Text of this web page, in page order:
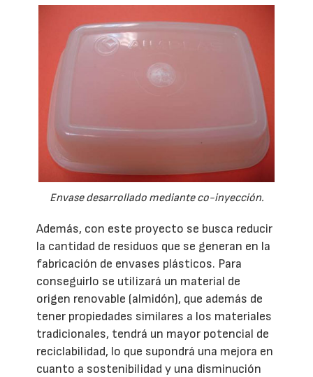
Envase desarrollado mediante co-inyección.
Además, con este proyecto se busca reducir
la cantidad de residuos que se generan en la
fabricación de envases plásticos. Para
conseguirlo se utilizará un material de
origen renovable (almidón), que además de
tener propiedades similares a los materiales
tradicionales, tendrá un mayor potencial de
reciclabilidad, lo que supondrá una mejora en
cuanto a sostenibilidad y una disminución